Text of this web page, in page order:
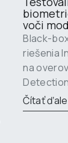
voči
Black-
riešenia
na
Čítať